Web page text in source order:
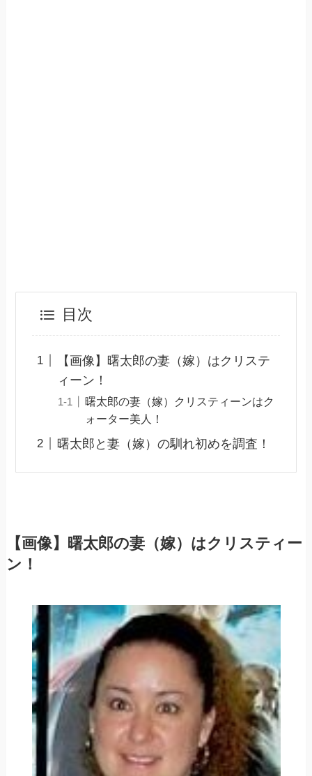
目次
【画像】曙太郎の妻（嫁）はクリステ
ィーン！
曙太郎の妻（嫁）クリスティーンはク
ォーター美人！
曙太郎と妻（嫁）の馴れ初めを調査！
【画像】曙太郎の妻（嫁）はクリスティー
ン！